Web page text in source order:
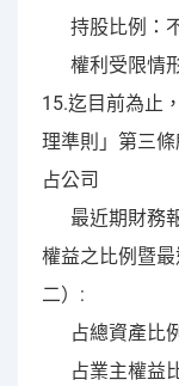
持股比例：
權利受限情
15.迄目前為止
理準則」第三條
占公司
最近期財務報
權益之比例暨
二）:
占總資產比
占業主權益